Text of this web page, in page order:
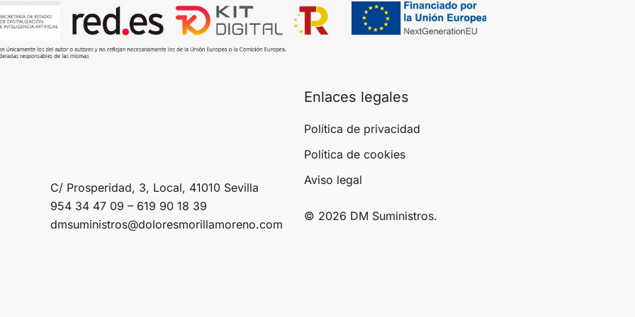
C/ Prosperidad, 3, Local, 41010 Sevilla
954 34 47 09 – 619 90 18 39
dmsuministros@doloresmorillamoreno.com
Enlaces legales
Política de privacidad
Política de cookies
Aviso legal
© 2026 DM Suministros.